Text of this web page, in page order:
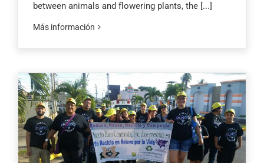
between animals and flowering plants, the [...]
Más información